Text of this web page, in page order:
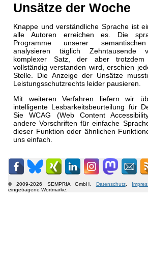
Unsätze der Woche
Knappe und verständliche Sprache ist
alle Autoren erreichen es. Die
Programme unserer
analysieren täglich Zehntausende
komplexer Satz, der aber trotzdem
vollständig verstanden wird, erschien
Stelle. Die Anzeige der Unsätze
Leistungsschutzrechts leider pausieren.
Mit weiteren Verfahren liefern wir
intelligente Lesbarkeitsbeurteilung für
Sie WCAG (Web Content
andere Vorschriften für einfache
dieser Funktion oder ähnlichen
uns einfach.
© 2009-2026 SEMPRIA GmbH, Datenschutz,
eingetragene Wortmarke.